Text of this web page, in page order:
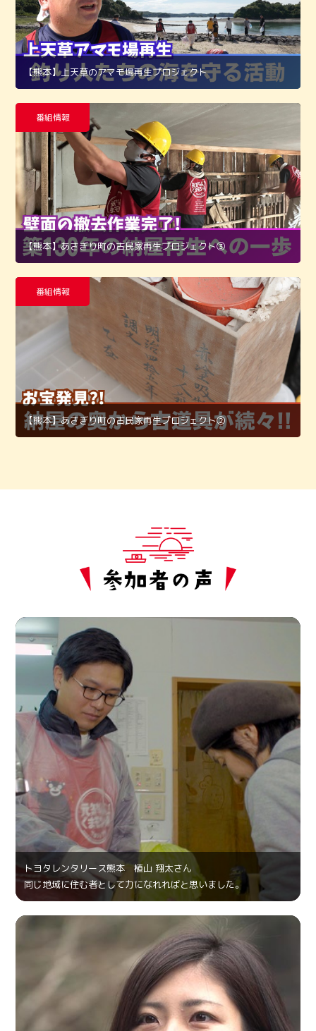
【熊本】上天草のアマモ場再生プロジェクト
番組情報
【熊本】あさぎり町の古民家再生プロジェクト➂
番組情報
【熊本】あさぎり町の古民家再生プロジェクト②
トヨタレンタリース熊本 植山 翔太さん
同じ地域に住む者として力になれればと思いました。